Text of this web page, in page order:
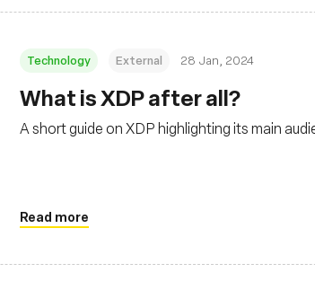
Technology External 28 Jan, 2024
What is XDP after all?
A short guide on XDP highlighting its main
Read more